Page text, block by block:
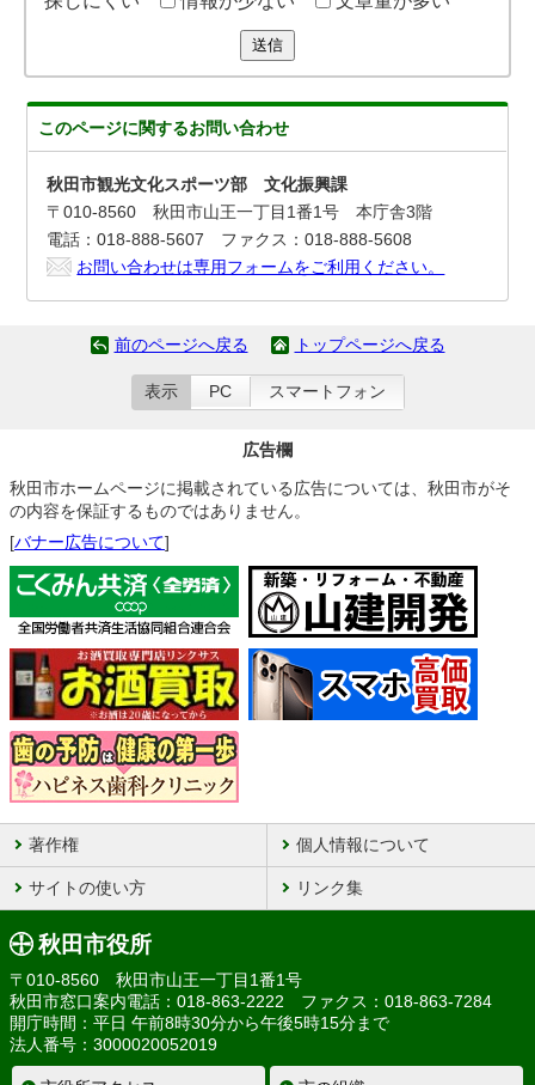
送信
このページに関するお問い合わせ
秋田市観光文化スポーツ部 文化振興課
〒010-8560 秋田市山王一丁目1番1号 本庁舎3階
電話：018-888-5607 ファクス：018-888-5608
お問い合わせは専用フォームをご利用ください。
前のページへ戻る トップページへ戻る
表示 PC スマートフォン
広告欄
秋田市ホームページに掲載されている広告については、秋田市がそ
の内容を保証するものではありません。
[バナー広告について]
著作権 個人情報について
サイトの使い方 リンク集
秋田市役所
〒010-8560 秋田市山王一丁目1番1号
秋田市窓口案内電話：018-863-2222 ファクス：018-863-7284
開庁時間：平日 午前8時30分から午後5時15分まで
法人番号：3000020052019